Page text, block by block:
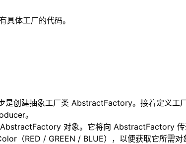
体工厂的代码。
是创建抽象工厂类 AbstractFactory。接着定义
。
对象。它将向 AbstractFactory 传
（RED / GREEN / BLUE），以便获取它所需对